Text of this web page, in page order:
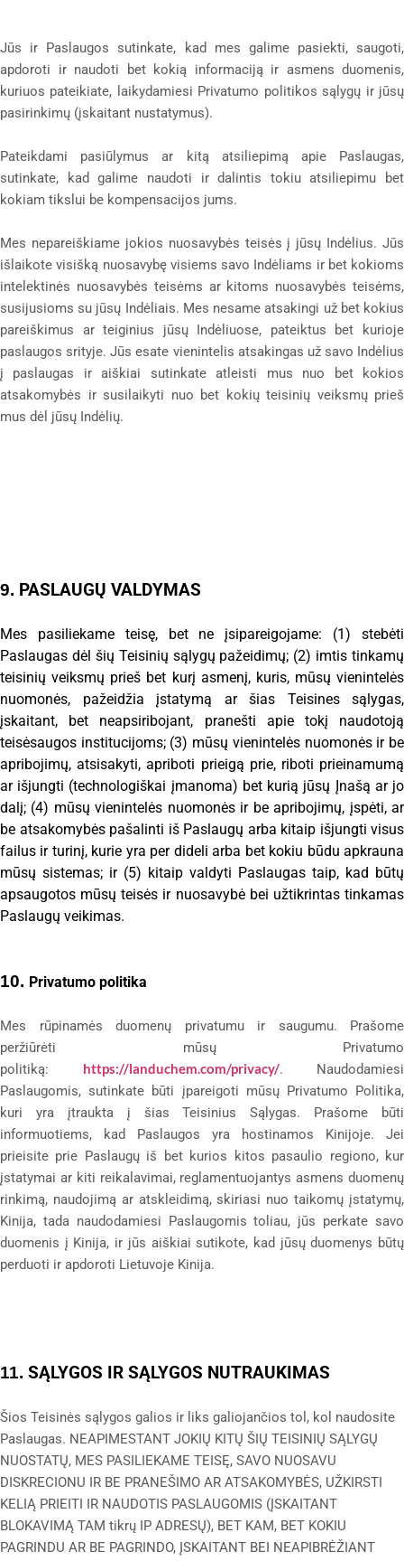
Jūs ir Paslaugos sutinkate, kad mes galime pasiekti, saugoti,
apdoroti ir naudoti bet kokią informaciją ir asmens duomenis,
kuriuos pateikiate, laikydamiesi Privatumo politikos sąlygų ir jūsų
pasirinkimų (įskaitant nustatymus).
Pateikdami pasiūlymus ar kitą atsiliepimą apie Paslaugas,
sutinkate, kad galime naudoti ir dalintis tokiu atsiliepimu bet
kokiam tikslui be kompensacijos jums.
Mes nepareiškiame jokios nuosavybės teisės į jūsų Indėlius. Jūs
išlaikote visišką nuosavybę visiems savo Indėliams ir bet kokioms
intelektinės nuosavybės teisėms ar kitoms nuosavybės teisėms,
susijusioms su jūsų Indėliais. Mes nesame atsakingi už bet kokius
pareiškimus ar teiginius jūsų Indėliuose, pateiktus bet kurioje
paslaugos srityje. Jūs esate vienintelis atsakingas už savo Indėlius
į paslaugas ir aiškiai sutinkate atleisti mus nuo bet kokios
atsakomybės ir susilaikyti nuo bet kokių teisinių veiksmų prieš
mus dėl jūsų Indėlių.
9. PASLAUGŲ VALDYMAS
Mes pasiliekame teisę, bet ne įsipareigojame: (1) stebėti
Paslaugas dėl šių Teisinių sąlygų pažeidimų; (2) imtis tinkamų
teisinių veiksmų prieš bet kurį asmenį, kuris, mūsų vienintelės
nuomonės, pažeidžia įstatymą ar šias Teisines sąlygas,
įskaitant, bet neapsiribojant, pranešti apie tokį naudotoją
teisėsaugos institucijoms; (3) mūsų vienintelės nuomonės ir be
apribojimų, atsisakyti, apriboti prieigą prie, riboti prieinamumą
ar išjungti (technologiškai įmanoma) bet kurią jūsų Įnašą ar jo
dalį; (4) mūsų vienintelės nuomonės ir be apribojimų, įspėti, ar
be atsakomybės pašalinti iš Paslaugų arba kitaip išjungti visus
failus ir turinį, kurie yra per dideli arba bet kokiu būdu apkrauna
mūsų sistemas; ir (5) kitaip valdyti Paslaugas taip, kad būtų
apsaugotos mūsų teisės ir nuosavybė bei užtikrintas tinkamas
Paslaugų veikimas.
10. Privatumo politika
Mes rūpinamės duomenų privatumu ir saugumu. Prašome
peržiūrėti mūsų Privatumo
politiką:
https://landuchem.com/privacy/. Naudodamiesi
Paslaugomis, sutinkate būti įpareigoti mūsų Privatumo Politika,
kuri yra įtraukta į šias Teisinius Sąlygas. Prašome būti
informuotiems, kad Paslaugos yra hostinamos Kinijoje. Jei
prieisite prie Paslaugų iš bet kurios kitos pasaulio regiono, kur
įstatymai ar kiti reikalavimai, reglamentuojantys asmens duomenų
rinkimą, naudojimą ar atskleidimą, skiriasi nuo taikomų įstatymų,
Kinija, tada naudodamiesi Paslaugomis toliau, jūs perkate savo
duomenis į Kinija, ir jūs aiškiai sutikote, kad jūsų duomenys būtų
perduoti ir apdoroti Lietuvoje Kinija.
11. SĄLYGOS IR SĄLYGOS NUTRAUKIMAS
Šios Teisinės sąlygos galios ir liks galiojančios tol, kol naudosite
Paslaugas. NEAPIMESTANT JOKIŲ KITŲ ŠIŲ TEISINIŲ SĄLYGŲ
NUOSTATŲ, MES PASILIEKAME TEISĘ, SAVO NUOSAVU
DISKRECIONU IR BE PRANEŠIMO AR ATSAKOMYBĖS, UŽKIRSTI
KELIĄ PRIEITI IR NAUDOTIS PASLAUGOMIS (ĮSKAITANT
BLOKAVIMĄ TAM tikrų IP ADRESŲ), BET KAM, BET KOKIU
PAGRINDU AR BE PAGRINDO, ĮSKAITANT BEI NEAPIBRĖŽIANT